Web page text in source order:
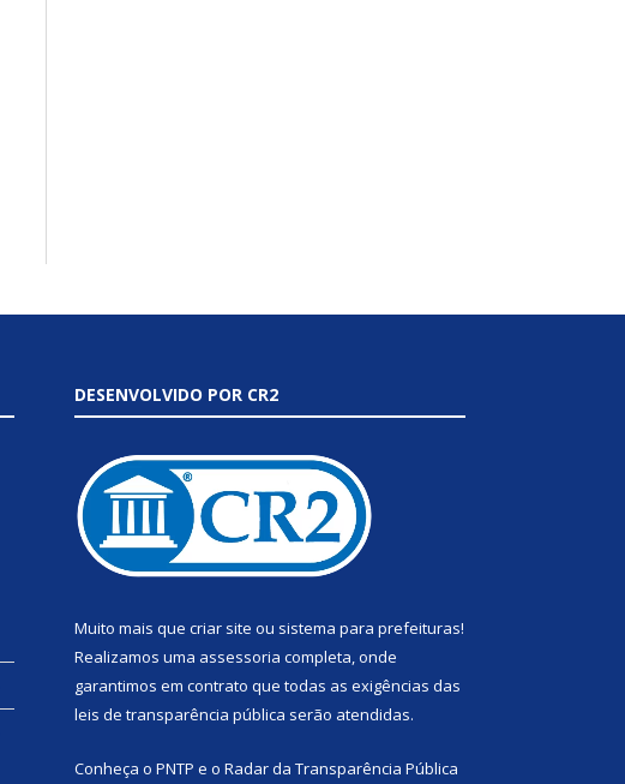
DESENVOLVIDO POR CR2
Muito mais que criar site ou sistema para prefeituras!
Realizamos uma assessoria completa, onde
garantimos em contrato que todas as exigências das
leis de transparência pública serão atendidas.
Conheça o PNTP e o Radar da Transparência Pública